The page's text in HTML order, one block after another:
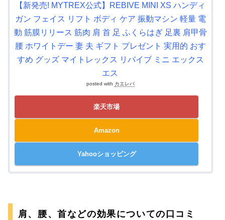
【新発売! MYTREX公式】REBIVE MINI XS ハンディ
ガン フェイス リフト ボディ ケア 振動マシン 軽量 電
動 筋膜リリース 筋肉 肩 首 足 ふくらはぎ 足裏 肩甲骨
腰 ホワイトデー 妻 夫 ギフト プレゼント 実用的 おす
すめ グッズ マイトレックス リバイブ ミニ エックス
エス
posted with カエレバ
楽天市場
Amazon
Yahooショッピング
肩、腰、首などの効果についての口コミ